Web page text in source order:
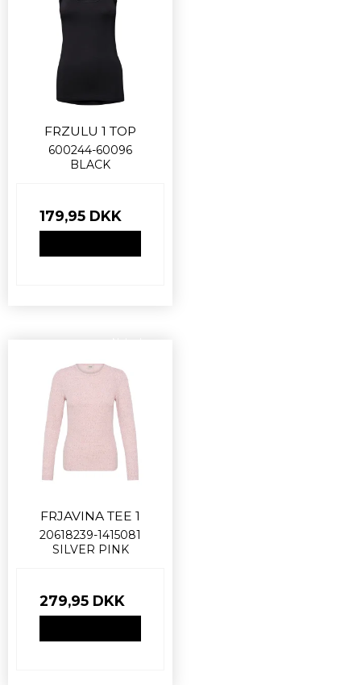
FRZULU 1 TOP
600244-60096
BLACK
179,95 DKK
FRJAVINA TEE 1
20618239-1415081
SILVER PINK
279,95 DKK